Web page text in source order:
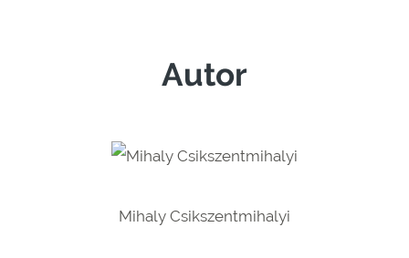
Autor
Mihaly Csikszentmihalyi